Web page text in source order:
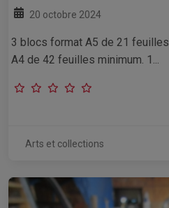
20 octobre 2024
3 blocs format A5 de 21
A4 de 42 feuilles minimum. 1...
Arts et collections